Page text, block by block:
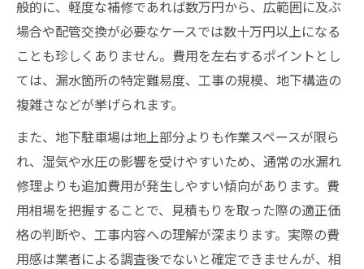
般的に、軽度な補修であれば数万円から、広範囲に及ぶ
場合や配管交換が必要なケースでは数十万円以上になる
ことも珍しくありません。費用を左右するポイントとし
ては、漏水箇所の特定難易度、工事の規模、地下構造の
複雑さなどが挙げられます。
また、地下駐車場は地上部分よりも作業スペースが限ら
れ、湿気や水圧の影響を受けやすいため、通常の水漏れ
修理よりも追加費用が発生しやすい傾向があります。費
用相場を把握することで、見積もりを取った際の適正価
格の判断や、工事内容への理解が深まります。実際の費
用感は業者による調査後でないと確定できませんが、相